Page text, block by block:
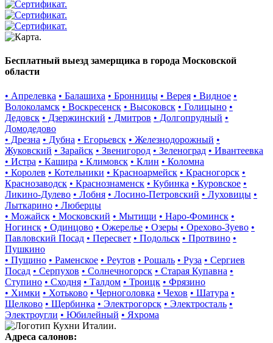
Бесплатный выезд замерщика в города Московской
области
• Апрелевка • Балашиха • Бронницы • Верея • Видное •
Волоколамск • Воскресенск • Высоковск • Голицыно •
Дедовск • Дзержинский • Дмитров • Долгопрудный •
Домодедово
• Дрезна • Дубна • Егорьевск • Железнодорожный •
Жуковский • Зарайск • Звенигород • Зеленоград • Ивантеевка
• Истра • Кашира • Климовск • Клин • Коломна
• Королев • Котельники • Красноармейск • Красногорск •
Краснозаводск • Краснознаменск • Кубинка • Куровское •
Ликино-Дулево • Лобня • Лосино-Петровский • Луховицы •
Лыткарино • Люберцы
• Можайск • Московский • Мытищи • Наро-Фоминск •
Ногинск • Одинцово • Ожерелье • Озеры • Орехово-Зуево •
Павловский Посад • Пересвет • Подольск • Протвино •
Пушкино
• Пущино • Раменское • Реутов • Рошаль • Руза • Сергиев
Посад • Серпухов • Солнечногорск • Старая Купавна •
Ступино • Сходня • Талдом • Троицк • Фрязино
• Химки • Хотьково • Черноголовка • Чехов • Шатура •
Щелково • Щербинка • Электрогорск • Электросталь •
Электроугли • Юбилейный • Яхрома
Адреса салонов: